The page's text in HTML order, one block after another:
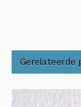
Gerelateerde